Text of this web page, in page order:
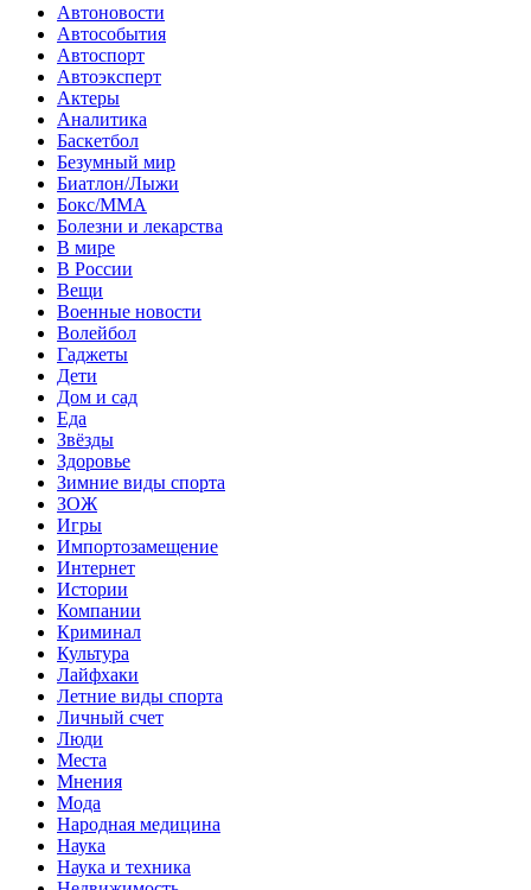
Автоновости
Автособытия
Автоспорт
Автоэксперт
Актеры
Аналитика
Баскетбол
Безумный мир
Биатлон/Лыжи
Бокс/MMA
Болезни и лекарства
В мире
В России
Вещи
Военные новости
Волейбол
Гаджеты
Дети
Дом и сад
Еда
Звёзды
Здоровье
Зимние виды спорта
ЗОЖ
Игры
Импортозамещение
Интернет
Истории
Компании
Криминал
Культура
Лайфхаки
Летние виды спорта
Личный счет
Люди
Места
Мнения
Мода
Народная медицина
Наука
Наука и техника